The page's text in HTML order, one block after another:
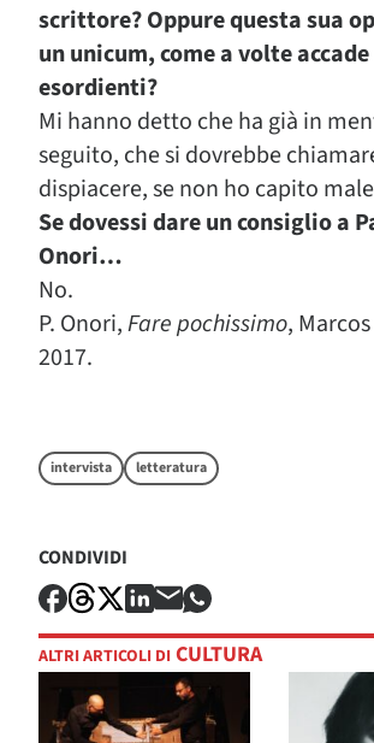
scrittore? Oppure questa sua
un unicum, come a volte
esordienti?
Mi hanno detto che ha già in
seguito, che si dovrebbe
dispiacere, se non ho capito
Se dovessi dare un consiglio a
Onori…
No.
P. Onori,Fare pochissimo,
2017.
intervista letteratura
CONDIVIDI
ALTRI ARTICOLI DI CULTURA